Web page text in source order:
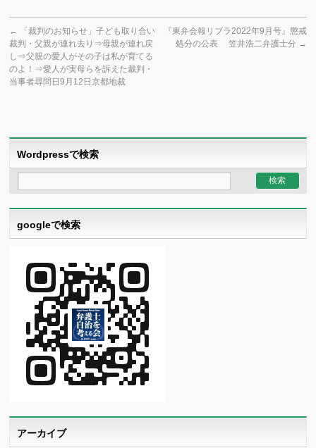
←
「裁判のお知らせ」子ども取り合い
裁判・父親が連れ去り⇒母親が連れ戻
し⇒父親の愛人がその子は私が育てる
のよ！⇒愛人が実母らを訴えた裁判・
当事者尋問日9月12日京都地裁
『東弁会報リブラ2022年9月号』懲戒
処分の公表 笠井浩二弁護士分 →
Wordpressで検索
googleで検索
アーカイブ